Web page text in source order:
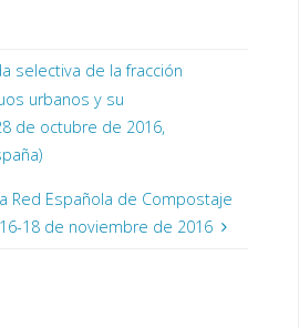
selectiva de la fracción
urbanos y su
de octubre de 2016,
Red Española de Compostaje
16-18 de noviembre de 2016